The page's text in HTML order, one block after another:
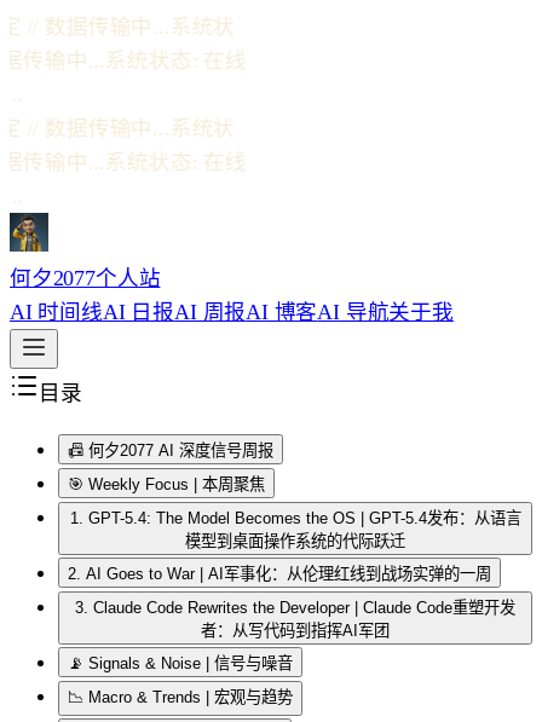
数据传输中...系统状
输中...系统状态: 在线
数据传输中...系统状
输中...系统状态: 在线
何夕2077个人站
AI 时间线AI 日报AI 周报AI 博客AI 导航关于我
目录
📠 何夕2077 AI 深度信号周报
🎯 Weekly Focus | 本周聚焦
1. GPT-5.4: The Model Becomes the OS | GPT-5.4发布：从语言
模型到桌面操作系统的代际跃迁
2. AI Goes to War | AI军事化：从伦理红线到战场实弹的一周
3. Claude Code Rewrites the Developer | Claude Code重塑开发
者：从写代码到指挥AI军团
📡 Signals & Noise | 信号与噪音
📉 Macro & Trends | 宏观与趋势